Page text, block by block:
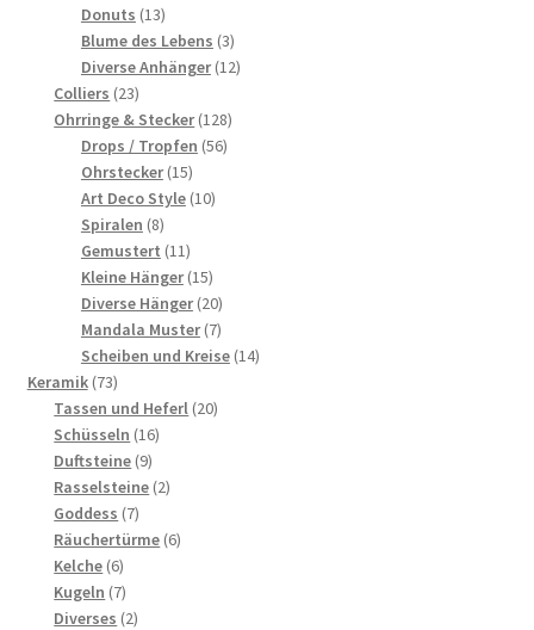
Donuts 1313
Produkte
Blume des Lebens 33
Produkte
Diverse Anhänger 1212
Colliers 2323
Produkte
Ohrringe & Stecker 128128
Drops / Tropfen 5656
Ohrstecker 1515
Produkte
Art Deco Style 1010
Spiralen 88
Produkte
Gemustert 1111
Produkte
Kleine Hänger 1515
Produkte
Diverse Hänger 2020
Produkte
Mandala Muster 77
Produkte
Scheiben und Kreise 1414
Keramik 7373
Produkte
Tassen und Heferl 2020
Schüsseln 1616
Duftsteine 99
Produkte
Rasselsteine 22
Goddess 77
Produkte
Räuchertürme 66
Kelche 66
Produkte
Kugeln 77
Produkte
Diverses 22